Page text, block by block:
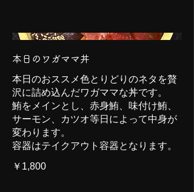
本日のワガママ丼
本日のおススメ色とりどりのネタを贅
沢に詰め込んだワガママな丼です。
鮪をメインとし、赤身鮪、味付け鮪、
サーモン、カツオ等日によって中身が
変わります。
容器はテイクアウト容器となります。
￥1,800